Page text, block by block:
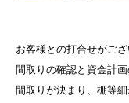
お客様との打合せがご
間取りの確認と資金計画
間取りが決まり、棚等